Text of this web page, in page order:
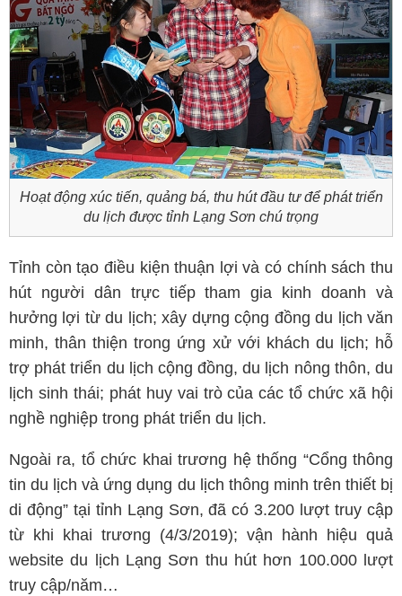
Hoạt động xúc tiến, quảng bá, thu hút đầu tư để phát triển
du lịch được tỉnh Lạng Sơn chú trọng
Tỉnh còn tạo điều kiện thuận lợi và có chính sách thu
hút người dân trực tiếp tham gia kinh doanh và
hưởng lợi từ du lịch; xây dựng cộng đồng du lịch văn
minh, thân thiện trong ứng xử với khách du lịch; hỗ
trợ phát triển du lịch cộng đồng, du lịch nông thôn, du
lịch sinh thái; phát huy vai trò của các tổ chức xã hội
nghề nghiệp trong phát triển du lịch.
Ngoài ra, tổ chức khai trương hệ thống “Cổng thông
tin du lịch và ứng dụng du lịch thông minh trên thiết bị
di động” tại tỉnh Lạng Sơn, đã có 3.200 lượt truy cập
từ khi khai trương (4/3/2019); vận hành hiệu quả
website du lịch Lạng Sơn thu hút hơn 100.000 lượt
truy cập/năm…